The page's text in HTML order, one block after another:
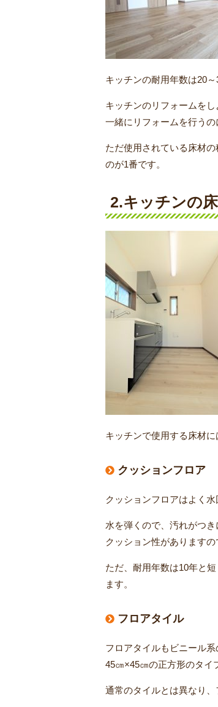
キッチンの耐用年数は20
キッチンのリフォームを
一緒にリフォームを行うの
ただ使用されている床材
のが1番です。
2.キッチンの
キッチンで使用する床材
クッションフロア
クッションフロアはよく
水を弾くので、汚れがつき
クッション性があります
ただ、耐用年数は10年と
ます。
フロアタイル
フロアタイルもビニール系
45㎝×45㎝の正方形のタイ
通常のタイルとは異なり